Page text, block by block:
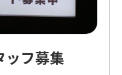
ッフ募集